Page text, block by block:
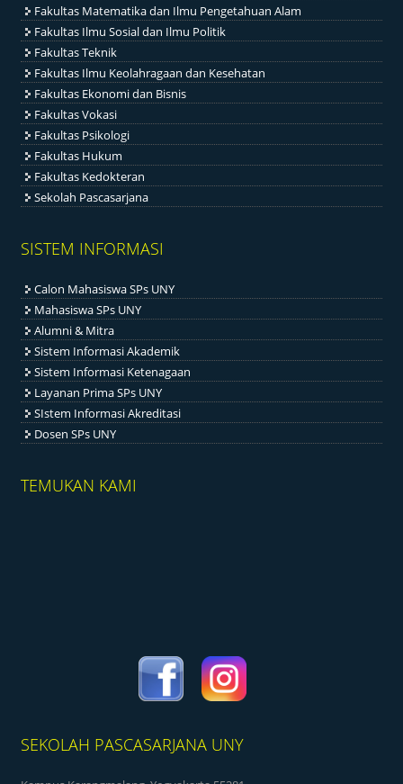
Fakultas Matematika dan Ilmu Pengetahuan Alam
Fakultas Ilmu Sosial dan Ilmu Politik
Fakultas Teknik
Fakultas Ilmu Keolahragaan dan Kesehatan
Fakultas Ekonomi dan Bisnis
Fakultas Vokasi
Fakultas Psikologi
Fakultas Hukum
Fakultas Kedokteran
Sekolah Pascasarjana
SISTEM INFORMASI
Calon Mahasiswa SPs UNY
Mahasiswa SPs UNY
Alumni & Mitra
Sistem Informasi Akademik
Sistem Informasi Ketenagaan
Layanan Prima SPs UNY
SIstem Informasi Akreditasi
Dosen SPs UNY
TEMUKAN KAMI
SEKOLAH PASCASARJANA UNY